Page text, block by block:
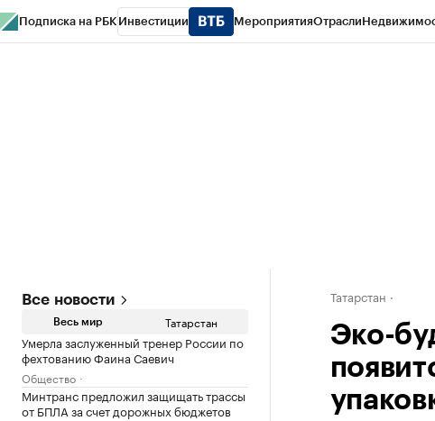
Подписка на РБК Инвестиции МероприятияОтрасли
Все новости
Весь мир Татарстан
Умерла заслуженный тренер России по
фехтованию Фаина Саевич
Общество
Минтранс предложил защищать трассы
от БПЛА за счет дорожных бюджетов
Татарстан
Эко-